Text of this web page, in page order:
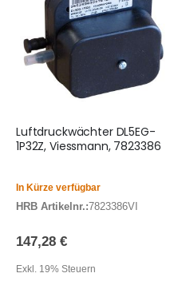
Luftdruckwächter DL5EG-
1P32Z, Viessmann, 7823386
In Kürze verfügbar
HRB Artikelnr.:7823386VI
147,28 €
Exkl. 19% Steuern